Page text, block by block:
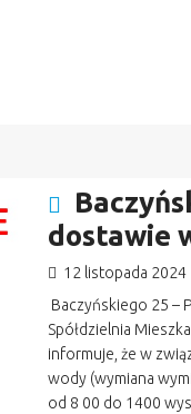
dostawie
12 listopada 2024
Baczyńskiego 25 –
Spółdzielnia
informuje, że w
wody (wymiana
od 8 00 do 1400